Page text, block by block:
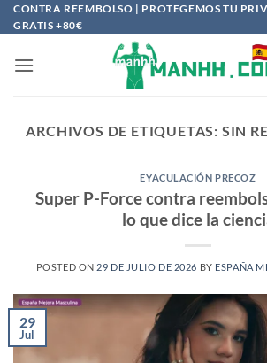
Saltar
al
CONTRA REEMBOLSO | PROTEGEMOS TU
GRATIS +80€
ARCHIVOS DE ETIQUETAS: SIN
EYACULACIÓN PRECOZ
Super P-Force contra
lo que dice la
POSTED ON 29 DE JULIO DE 2026 BY ESPAÑA
29
Jul